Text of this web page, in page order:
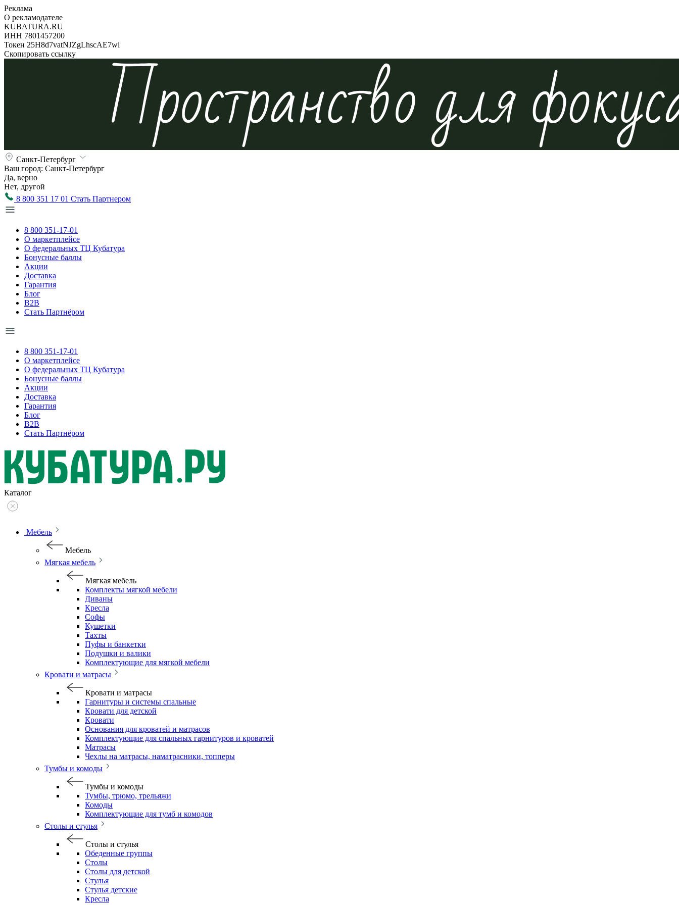
Реклама
О рекламодателе
KUBATURA.RU
ИНН 7801457200
Токен 25H8d7vatNJZgLhscAE7wi
Скопировать ссылку
Санкт-Петербург
Ваш город: Санкт-Петербург
Да, верно
Нет, другой
8 800 351 17 01 Стать Партнером
8 800 351-17-01
О маркетплейсе
О федеральных ТЦ Кубатура
Бонусные баллы
Акции
Доставка
Гарантия
Блог
B2B
Стать Партнёром
8 800 351-17-01
О маркетплейсе
О федеральных ТЦ Кубатура
Бонусные баллы
Акции
Доставка
Гарантия
Блог
B2B
Стать Партнёром
Каталог
Мебель
Мебель
Мягкая мебель
Мягкая мебель
Комплекты мягкой мебели
Диваны
Кресла
Софы
Кушетки
Тахты
Пуфы и банкетки
Подушки и валики
Комплектующие для мягкой мебели
Кровати и матрасы
Кровати и матрасы
Гарнитуры и системы спальные
Кровати для детской
Кровати
Основания для кроватей и матрасов
Комплектующие для спальных гарнитуров и кроватей
Матрасы
Чехлы на матрасы, наматрасники, топперы
Тумбы и комоды
Тумбы и комоды
Тумбы, трюмо, трельяжи
Комоды
Комплектующие для тумб и комодов
Столы и стулья
Столы и стулья
Обеденные группы
Столы
Столы для детской
Стулья
Стулья детские
Кресла